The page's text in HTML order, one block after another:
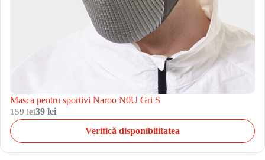
Masca pentru sportivi Naroo N0U Gri S
159 lei39 lei
Verifică disponibilitatea